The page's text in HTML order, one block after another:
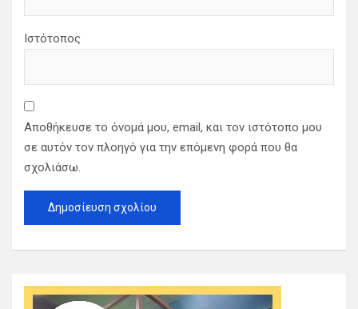
Ιστότοπος
Αποθήκευσε το όνομά μου, email, και τον ιστότοπο μου
σε αυτόν τον πλοηγό για την επόμενη φορά που θα
σχολιάσω.